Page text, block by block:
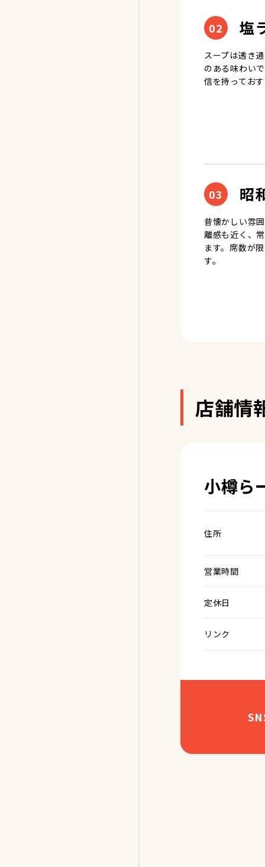
02 塩
スープは透き
のある味わい
信を持ってお
03 昭
昔懐かしい雰
離感も近く、
ます。席数が
す。
店舗情
小樽ら
住所
営業時間
定休日
リンク